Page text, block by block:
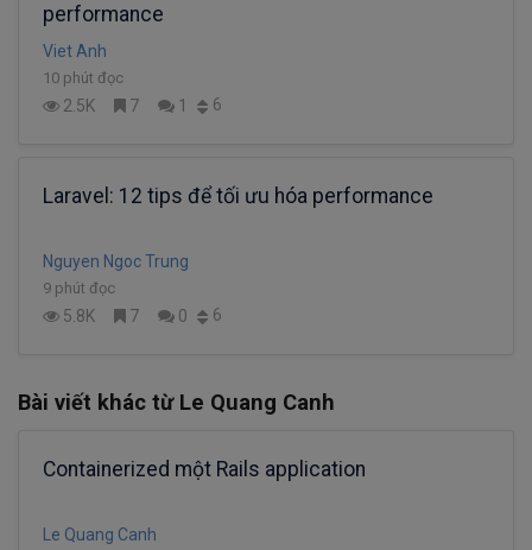
performance
Viet Anh
10 phút đọc
2.5K 7 1 6
Laravel: 12 tips để tối ưu hóa performance
Nguyen Ngoc Trung
9 phút đọc
5.8K 7 0 6
Bài viết khác từ Le Quang Canh
Containerized một Rails application
Le Quang Canh